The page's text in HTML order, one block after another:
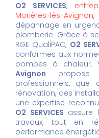
O2 SERVICES,
Morières-lès-Avignon,
dépannage en
plomberie. Grâce à
RGE QualiPAC, O2
conformes aux
pompes à chaleur.
Avignon propose
professionnels,
rénovation, des
une expertise
O2 SERVICES assure
travaux, tout en
performance